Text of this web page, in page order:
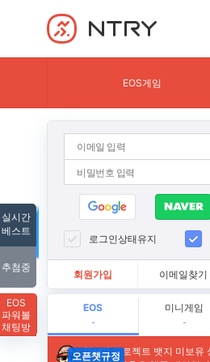
NTRY
EOS게임
로그인상태유지
회원가입 이메일찾기
EOS
-
미니게임
-
실시간
베스트
추첨중
EOS
파워볼
채팅방